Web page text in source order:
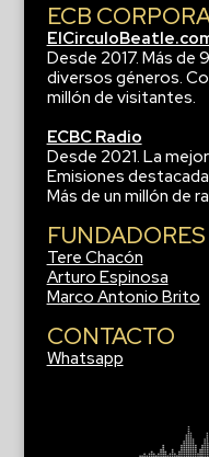
ECB
Desde 2017. Más de
diversos géneros.
millón de visitantes.
ECBC Radio
Desde 2021. La
Emisiones
Más de un millón de
FUNDADORES
Tere Chacón
Arturo Espinosa
Marco Antonio Brito
CONTACTO
Whatsapp